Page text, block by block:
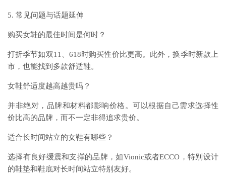
5. 常见问题与话题延伸
购买女鞋的最佳时间是何时？
打折季节如双11、618时购买性价比更高。此外，换季时新款上
市，也能找到多款舒适鞋。
女鞋舒适度越高越贵吗？
并非绝对，品牌和材料都影响价格。可以根据自己需求选择性
价比高的品牌，而不一定非得追求贵价。
适合长时间站立的女鞋有哪些？
选择有良好缓震和支撑的品牌，如Vionic或者ECCO，特别设计
的鞋垫和鞋底对长时间站立特别友好。